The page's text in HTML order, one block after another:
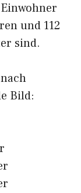
und 112
sind.
Bild: